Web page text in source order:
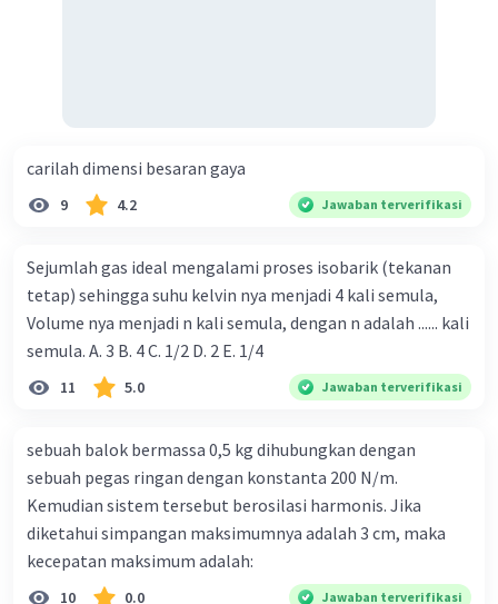
carilah dimensi besaran gaya
9 4.2 Jawaban terverifikasi
Sejumlah gas ideal mengalami proses isobarik (tekanan
tetap) sehingga suhu kelvin nya menjadi 4 kali semula,
Volume nya menjadi n kali semula, dengan n adalah ...... kali
semula. A. 3 B. 4 C. 1/2 D. 2 E. 1/4
11 5.0 Jawaban terverifikasi
sebuah balok bermassa 0,5 kg dihubungkan dengan
sebuah pegas ringan dengan konstanta 200 N/m.
Kemudian sistem tersebut berosilasi harmonis. Jika
diketahui simpangan maksimumnya adalah 3 cm, maka
kecepatan maksimum adalah:
10 0.0 Jawaban terverifikasi